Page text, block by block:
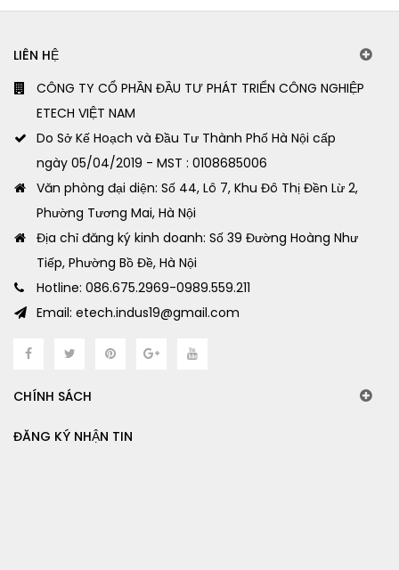
LIÊN HỆ
CÔNG TY CỔ PHẦN ĐẦU TƯ PHÁT TRIỂN CÔNG NGHIỆP
ETECH VIỆT NAM
Do Sở Kế Hoạch và Đầu Tư Thành Phố Hà Nội cấp
ngày 05/04/2019 - MST : 0108685006
Văn phòng đại diện: Số 44, Lô 7, Khu Đô Thị Đền Lừ 2,
Phường Tương Mai, Hà Nội
Địa chỉ đăng ký kinh doanh: Số 39 Đường Hoàng Như
Tiếp, Phường Bồ Đề, Hà Nội
Hotline: 086.675.2969-0989.559.211
Email: etech.indus19@gmail.com
CHÍNH SÁCH
ĐĂNG KÝ NHẬN TIN